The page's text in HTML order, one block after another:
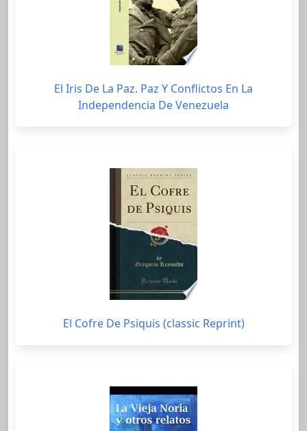
El Iris De La Paz. Paz Y Conflictos En La
Independencia De Venezuela
El Cofre De Psiquis (classic Reprint)